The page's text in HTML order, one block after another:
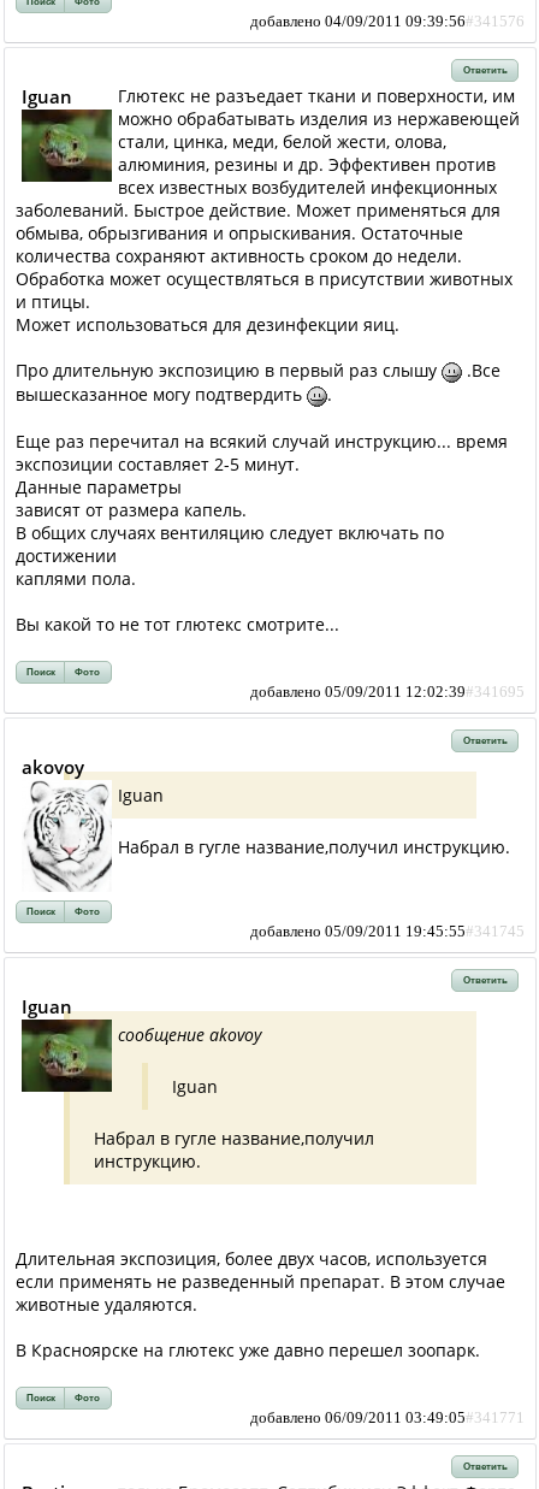
добавлено 04/09/2011 09:39:56#341576
Ответить
Iguan
Глютекс не разъедает ткани и поверхности, им
можно обрабатывать изделия из нержавеющей
стали, цинка, меди, белой жести, олова,
алюминия, резины и др. Эффективен против
всех известных возбудителей инфекционных
заболеваний. Быстрое действие. Может применяться для
обмыва, обрызгивания и опрыскивания. Остаточные
количества сохраняют активность сроком до недели.
Обработка может осуществляться в присутствии животных
и птицы.
Может использоваться для дезинфекции яиц.
Про длительную экспозицию в первый раз слышу
.Все
вышесказанное могу подтвердить
.
Еще раз перечитал на всякий случай инструкцию... время
экспозиции составляет 2-5 минут.
Данные параметры
зависят от размера капель.
В общих случаях вентиляцию следует включать по
достижении
каплями пола.
Вы какой то не тот глютекс смотрите...
Поиск Фото
добавлено 05/09/2011 12:02:39#341695
Ответить
akovoy
Iguan
Набрал в гугле название,получил инструкцию.
Поиск Фото
добавлено 05/09/2011 19:45:55#341745
Ответить
Iguan
сообщение akovoy
Iguan
Набрал в гугле название,получил
инструкцию.
Длительная экспозиция, более двух часов, используется
если применять не разведенный препарат. В этом случае
животные удаляются.
В Красноярске на глютекс уже давно перешел зоопарк.
Поиск Фото
добавлено 06/09/2011 03:49:05#341771
Ответить